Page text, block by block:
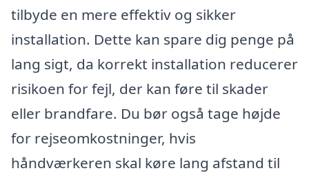
tilbyde en mere effektiv og sikker
installation. Dette kan spare dig penge på
lang sigt, da korrekt installation reducerer
risikoen for fejl, der kan føre til skader
eller brandfare. Du bør også tage højde
for rejseomkostninger, hvis
håndværkeren skal køre lang afstand til